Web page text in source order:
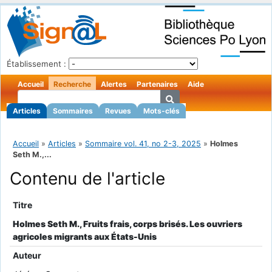
Établissement :
Accueil Recherche
Articles Sommaires Revues Mots-clés
Alertes Partenaires Aide
Accueil » Articles » Sommaire vol. 41, no 2-3, 2025 » Holmes
Seth M.,...
Contenu de l'article
Titre
Holmes Seth M., Fruits frais, corps brisés. Les ouvriers
agricoles migrants aux États-Unis
Auteur